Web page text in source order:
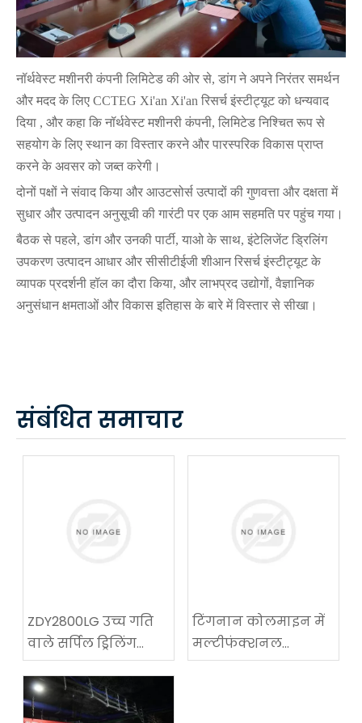
नॉर्थवेस्ट मशीनरी कंपनी लिमिटेड की ओर से, डांग ने अपने निरंतर समर्थन
और मदद के लिए CCTEG Xi'an Xi'an रिसर्च इंस्टीट्यूट को धन्यवाद
दिया , और कहा कि नॉर्थवेस्ट मशीनरी कंपनी, लिमिटेड निश्चित रूप से
सहयोग के लिए स्थान का विस्तार करने और पारस्परिक विकास प्राप्त
करने के अवसर को जब्त करेगी।
दोनों पक्षों ने संवाद किया और आउटसोर्स उत्पादों की गुणवत्ता और दक्षता में
सुधार और उत्पादन अनुसूची की गारंटी पर एक आम सहमति पर पहुंच गया।
बैठक से पहले, डांग और उनकी पार्टी, याओ के साथ, इंटेलिजेंट ड्रिलिंग
उपकरण उत्पादन आधार और सीसीटीईजी शीआन रिसर्च इंस्टीट्यूट के
व्यापक प्रदर्शनी हॉल का दौरा किया, और लाभप्रद उद्योगों, वैज्ञानिक
अनुसंधान क्षमताओं और विकास इतिहास के बारे में विस्तार से सीखा।
संबंधित समाचार
ZDY2800LG उच्च गति
वाले सर्पिल ड्रिलिंग
तकनीकी उपकरण
परीक्षण में सफलता
टिंगनान कोलमाइन में
मल्टीफंक्शनल
कोलमाइन रोडवे-